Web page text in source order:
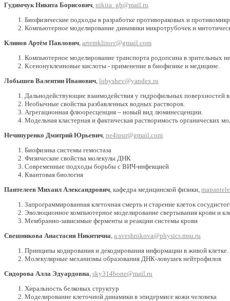
Гудимчук Никита Борисович nikita_gb@mail.ru
Биофизические подходы в разработке противораковых и
Компьютерное моделирование динамики микротрубочек и
Клинов Артём Павлович artemklinov@gmail.com
Компьютерное моделирование транспорта родопсина в зрительных
Ксенонуклеиновые кислоты - применение в биофизике и медицине.
Лобышев Валентин Иванович lobyshev@yandex.ru
Дальнодействующие взаимодействия у гидрофильных поверхностей
Необычные свойства разбавленных водных растворов.
Агрегационная флюоресценция – новый вид люминесценции.
Модельная кластерная и фактическая растворимость органических
Нечипуренко Дмитрий Юрьевич ne4ipur@gmail.com
Биофизика системы гемостаза
Физические свойства молекулы ДНК
Современные подходы борьбы с ВИЧ-инфекцией
Квантовая биология
Пантелеев Михаил Александрович , кафедра медицинской физики,
Запрограммированная клеточная смерть и старение клеток
Эволюционное компьютерное моделирование свертывания крови и
Мембранно-зависимые ферменты и реакции системы крови
Свешникова Анастасия Никитична a.sveshnikova@physics.msu.ru
Принципы кодирования и декодирования информации в живой клетке.
Молекулярные механизмы образования ДНК-ловушек нейтрофилов
Сидорова Алла Эдуардовна sky314bone@mail.ru
Хиральность белковых структур
Моделирование клеточной динамики в эпидермисе кожи человека